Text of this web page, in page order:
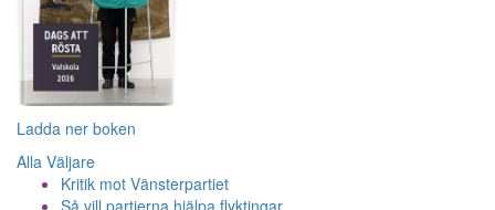
Ladda ner boken
Alla Väljare
Kritik mot Vänsterpartiet
Så vill partierna hjälpa flyktingar